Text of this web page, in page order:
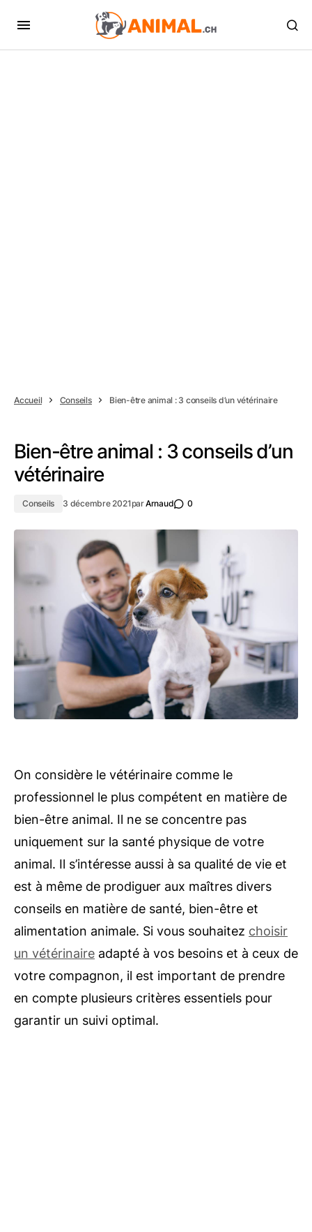
Accueil Conseils Bien-être animal : 3 conseils d’un vétérinaire
Bien-être animal : 3 conseils d’un
vétérinaire
Conseils 3 décembre 2021parArnaud 0
On considère le vétérinaire comme le
professionnel le plus compétent en matière de
bien-être animal. Il ne se concentre pas
uniquement sur la santé physique de votre
animal. Il s’intéresse aussi à sa qualité de vie et
est à même de prodiguer aux maîtres divers
conseils en matière de santé, bien-être et
alimentation animale. Si vous souhaitez choisir
un vétérinaire adapté à vos besoins et à ceux de
votre compagnon, il est important de prendre
en compte plusieurs critères essentiels pour
garantir un suivi optimal.